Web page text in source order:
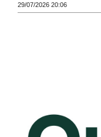
29/07/2026 20:06